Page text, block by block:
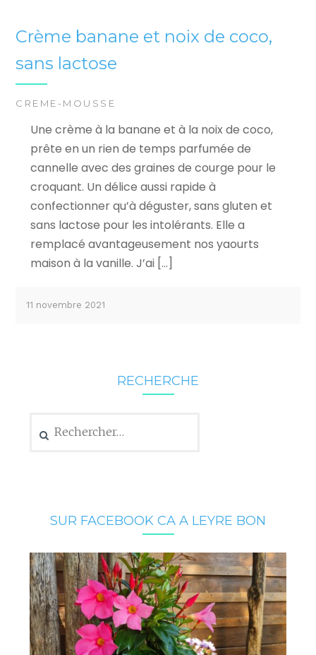
Crème banane et noix de coco,
sans lactose
CREME-MOUSSE
Une crème à la banane et à la noix de coco,
prête en un rien de temps parfumée de
cannelle avec des graines de courge pour le
croquant. Un délice aussi rapide à
confectionner qu’à déguster, sans gluten et
sans lactose pour les intolérants. Elle a
remplacé avantageusement nos yaourts
maison à la vanille. J’ai […]
11 novembre 2021
RECHERCHE
SUR FACEBOOK CA A LEYRE BON